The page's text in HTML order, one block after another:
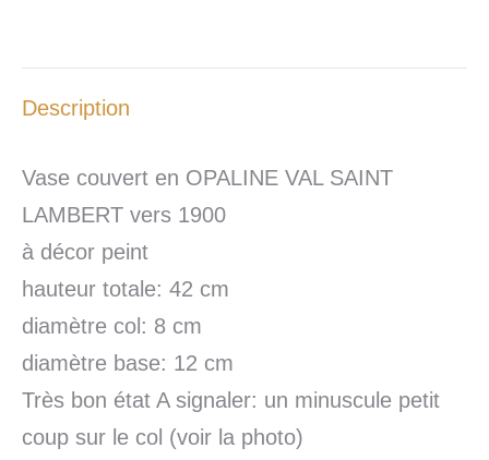
Description
Vase couvert en OPALINE VAL SAINT
LAMBERT vers 1900
à décor peint
hauteur totale: 42 cm
diamètre col: 8 cm
diamètre base: 12 cm
Très bon état A signaler: un minuscule petit
coup sur le col (voir la photo)